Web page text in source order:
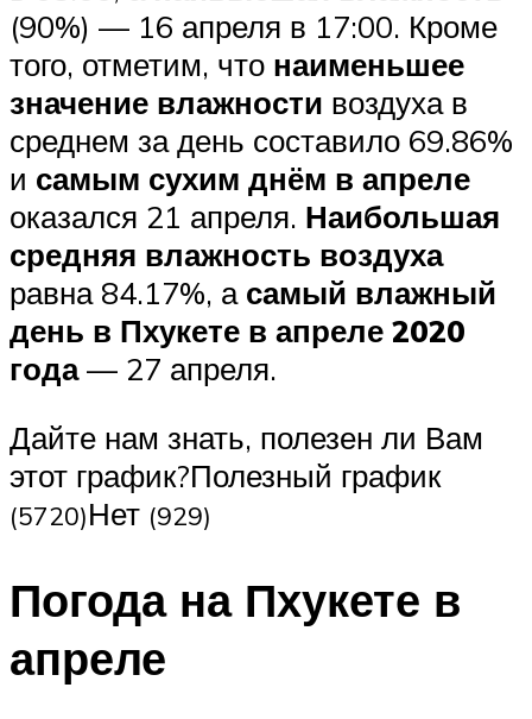
(90%) — 16 апреля в 17:00. Кроме
того, отметим, что наименьшее
значение влажности воздуха в
среднем за день составило 69.86%
и самым сухим днём в апреле
оказался 21 апреля. Наибольшая
средняя влажность воздуха
равна 84.17%, а самый влажный
день в Пхукете в апреле 2020
года— 27 апреля.
Дайте нам знать, полезен ли Вам
этот график?Полезный график
(5720)Нет (929)
Погода на Пхукете в
апреле